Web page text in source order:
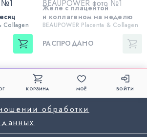
Collagen
Желе с плацентой
и коллагеном на неделю
BEAUPOWER Placenta & Collagen
РАСПРОДАНО
КОРЗИНА МОЁ ВОЙТИ
обработки